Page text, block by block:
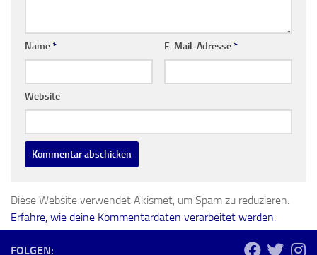
Name* E-Mail-Adresse*
Website
Diese Website verwendet Akismet, um Spam zu reduzieren.
Erfahre, wie deine Kommentardaten verarbeitet werden.
FOLGEN: